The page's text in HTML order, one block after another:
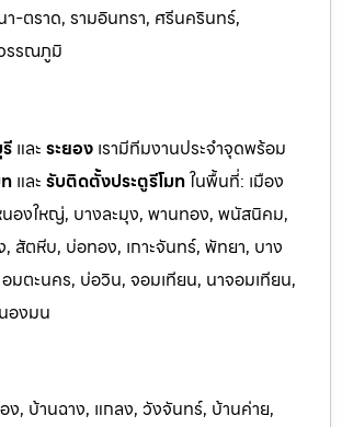
า-ตราด, รามอินทรา, ศรีนครินทร์,
รรณภูมิ
และ ระยอง เรามีทีมงานประจำจุดพร้อม
และ รับติดตั้งประตูรีโมทในพื้นที่: เมือง
องใหญ่, บางละมุง, พานทอง, พนัสนิคม,
, สัตหีบ, บ่อทอง, เกาะจันทร์, พัทยา, บาง
มตะนคร, บ่อวิน, จอมเทียน, นาจอมเทียน,
องมน
ง, บ้านฉาง, แกลง, วังจันทร์, บ้านค่าย,